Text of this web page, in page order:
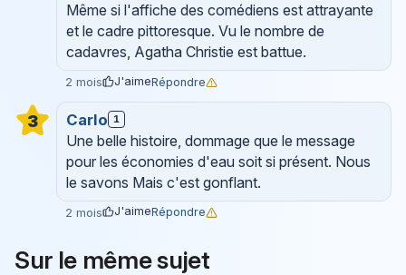
Même si l'affiche des comédiens est attrayante
et le cadre pittoresque. Vu le nombre de
cadavres, Agatha Christie est battue.
2 mois J'aimeRépondre
3 Carlo 1
Une belle histoire, dommage que le message
pour les économies d'eau soit si présent. Nous
le savons Mais c'est gonflant.
2 mois J'aimeRépondre
Sur le même sujet